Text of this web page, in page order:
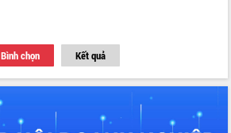
Bình chọn Kết quả